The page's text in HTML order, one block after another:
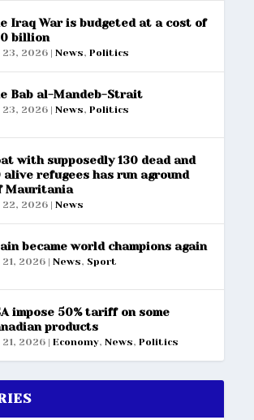
Iraq War is budgeted at a cost of
billion
23, 2026 |News,Politics
Bab al-Mandeb-Strait
23, 2026 |News,Politics
with supposedly 130 dead and
alive refugees has run aground
Mauritania
22, 2026 |News
became world champions again
21, 2026 |News, Sport
impose 50% tariff on some
products
21, 2026 |Economy,News,Politics